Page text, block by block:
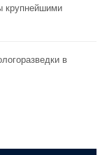
крупнейшими
в